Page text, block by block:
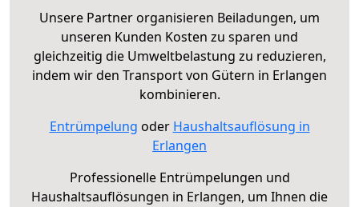
Unsere Partner organisieren Beiladungen, um
unseren Kunden Kosten zu sparen und
gleichzeitig die Umweltbelastung zu reduzieren,
indem wir den Transport von Gütern in Erlangen
kombinieren.
Entrümpelung oder Haushaltsauflösung in
Erlangen
Professionelle Entrümpelungen und
Haushaltsauflösungen in Erlangen, um Ihnen die